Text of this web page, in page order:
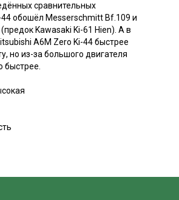
сравнительных
обошёл Messerschmitt Bf.109 и
Kawasaki Ki-61 Hien). А в
A6M Zero Ki-44 быстрее
но из-за большого двигателя
быстрее.